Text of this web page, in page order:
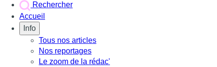
Rechercher
Accueil
Info
Tous nos articles
Nos reportages
Le zoom de la rédac'